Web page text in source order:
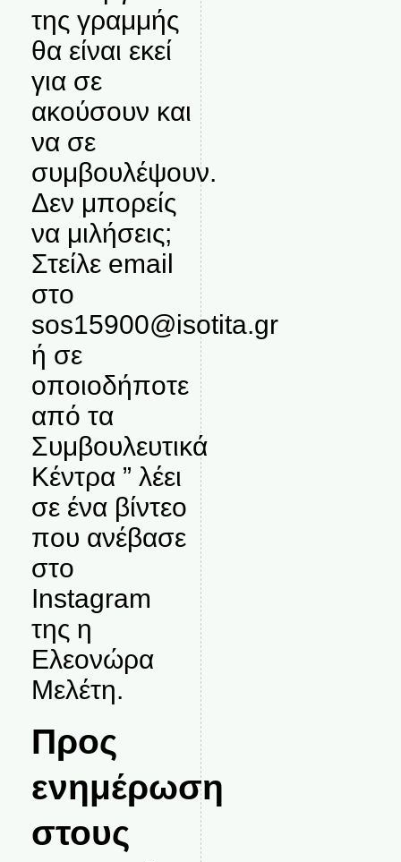
της γραμμής
θα είναι εκεί
για σε
ακούσουν και
να σε
συμβουλέψουν.
Δεν μπορείς
να μιλήσεις;
Στείλε email
στο
sos15900@isotita.gr
ή σε
οποιοδήποτε
από τα
Συμβουλευτικά
Κέντρα ” λέει
σε ένα βίντεο
που ανέβασε
στο
Instagram
της η
Ελεονώρα
Μελέτη.
Προς
ενημέρωση
στους